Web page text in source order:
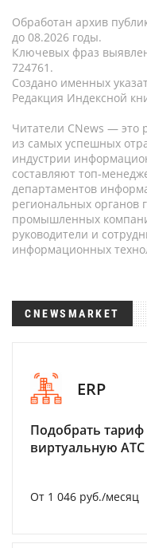
Обработан архив
до 08.2026 годы.
Ключевых фраз
724761.
Создано именных
Редакция Индексной
Читатели CNews — это
из самых успешных
индустрии
составляют топ-
департаментов
региональных органов
промышленных
руководители и
информационных
CNEWSMARKET
ERP
Подобрать
виртуальную АТС
От 1 046 руб./месяц